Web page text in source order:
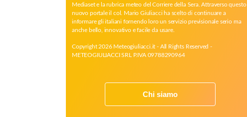
Mediaset e la rubrica meteo del Corriere della Sera. Attraverso questo
nuovo portale il col. Mario Giuliacci ha scelto di continuare a
informare gli italiani fornendo loro un servizio previsionale serio ma
anche bello, innovativo e facile da usare.
Copyright 2026 Meteogiuliacci.it - All Rights Reserved -
METEOGIULIACCI SRL P.IVA 09788290964
Chi siamo